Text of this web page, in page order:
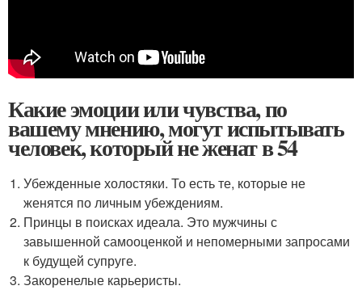
Какие эмоции или чувства, по
вашему мнению, могут испытывать
человек, который не женат в 54
Убежденные холостяки. То есть те, которые не
женятся по личным убеждениям.
Принцы в поисках идеала. Это мужчины с
завышенной самооценкой и непомерными запросами
к будущей супруге.
Закоренелые карьеристы.